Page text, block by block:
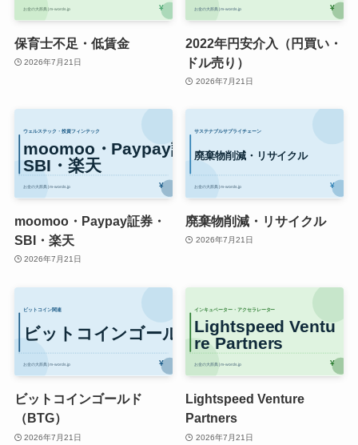
保育士不足・低賃金
2026年7月21日
2022年円安介入（円買い・
ドル売り）
2026年7月21日
moomoo・Paypay証券・
SBI・楽天
2026年7月21日
廃棄物削減・リサイクル
2026年7月21日
ビットコインゴールド
（BTG）
2026年7月21日
Lightspeed Venture
Partners
2026年7月21日